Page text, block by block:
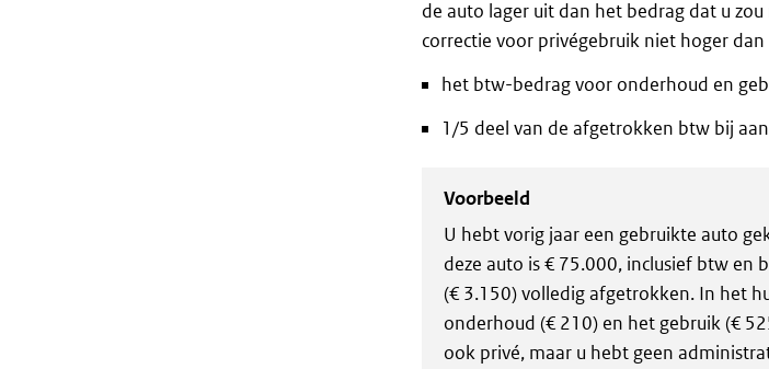
de auto lager uit dan het bedrag dat u
correctie voor privégebruik niet hoger
het btw-bedrag voor onderhoud en
1/5 deel van de afgetrokken btw bij
Voorbeeld
U hebt vorig jaar een gebruikte auto
deze auto is € 75.000, inclusief btw en
(€ 3.150) volledig afgetrokken. In het
onderhoud (€ 210) en het gebruik (€
ook privé, maar u hebt geen